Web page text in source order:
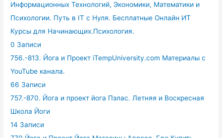
Информационных Технологий, Экономики, Математики и
Психологии. Путь в IT с Нуля. Бесплатные Онлайн ИТ
Курсы для Начинающих.Психология.
0 Записи
756.-813. Йога и Проект iTempUniversity.com Материалы с
YouTube канала.
66 Записи
757.-870. Йога и проект йога Пэлас. Летняя и Воскресная
Школа Йоги
14 Записи